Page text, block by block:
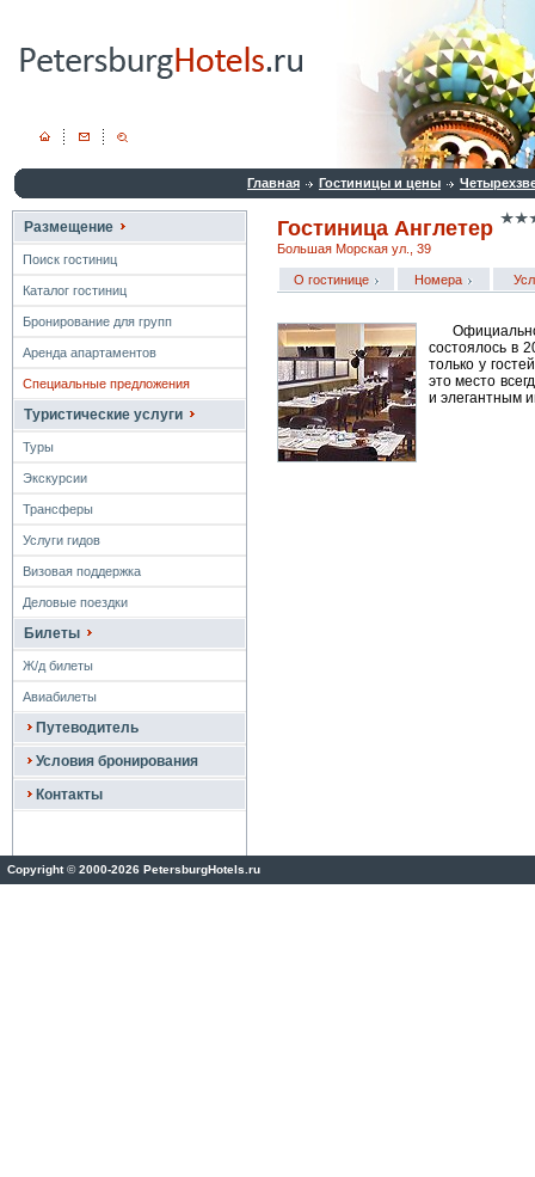
Главная Гостиницы и цены
Размещение
Поиск гостиниц
Каталог гостиниц
Бронирование для групп
Аренда апартаментов
Специальные предложения
Туристические услуги
Туры
Экскурсии
Трансферы
Услуги гидов
Визовая поддержка
Деловые поездки
Билеты
Ж/д билеты
Авиабилеты
Путеводитель
Условия бронирования
Контакты
Гостиница Англетер
Большая Морская ул., 39
О гостинице Номера
состоялось в
только у
это место
и элегантным
Copyright©2000-2026 PetersburgHotels.ru